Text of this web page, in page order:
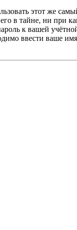
этот же
в тайне, ни при
к вашей
ввести ваше